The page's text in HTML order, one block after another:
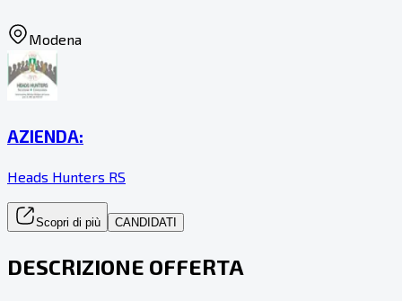
Modena
AZIENDA:
Heads Hunters RS
Scopri di più CANDIDATI
DESCRIZIONE OFFERTA